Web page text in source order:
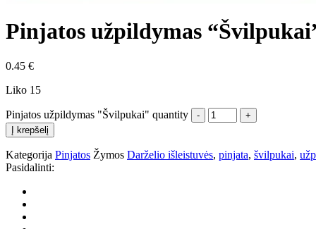
Pinjatos užpildymas
0.45 €
Liko 15
Pinjatos užpildymas "Švilpukai" quantity
Į krepšelį
Kategorija Pinjatos Žymos Darželio išleistuvės, pinjata, švilpukai,
Pasidalinti: